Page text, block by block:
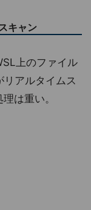
キャン
上のファイル
アルタイムス
は重い。